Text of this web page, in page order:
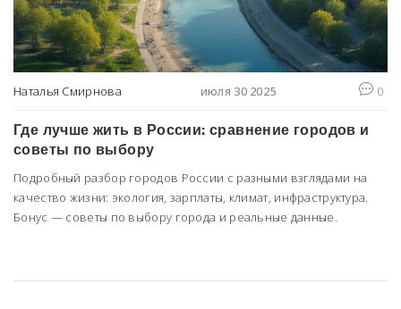
Наталья Смирнова июля 30 2025 0
Где лучше жить в России: сравнение городов и
советы по выбору
Подробный разбор городов России с разными взглядами на
качество жизни: экология, зарплаты, климат, инфраструктура.
Бонус — советы по выбору города и реальные данные.